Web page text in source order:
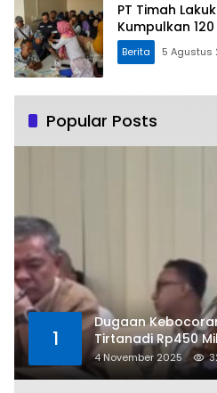
PT Timah
Kumpulkan
Berita 5 Agustus
Popular Posts
1
Dugaan
Tirtanadi Rp450
Kritikan
4 November 2025